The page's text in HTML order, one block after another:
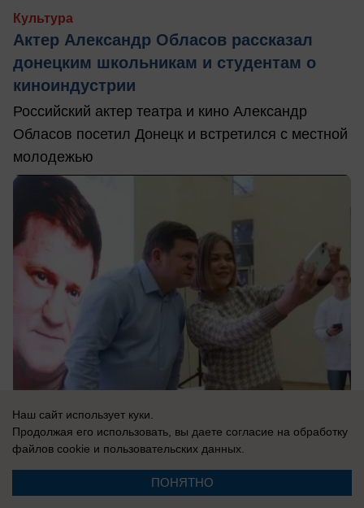
Культура
Актер Александр Обласов рассказал
донецким школьникам и студентам о
киноиндустрии
Российский актер театра и кино Александр
Обласов посетил Донецк и встретился с местной
молодежью
13.11.2025
Культура
Наш сайт использует куки.
Продолжая его использовать, вы даете согласие на обработку
файлов cookie и пользовательских данных.
ПОНЯТНО